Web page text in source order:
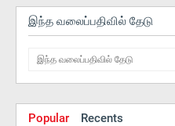
இந்த வலைப்பதிவில் தேடு
Popular Recents